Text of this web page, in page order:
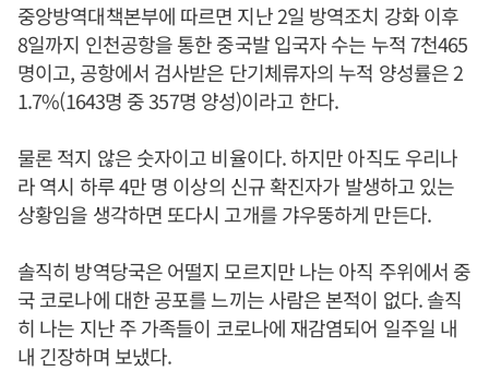
중앙방역대책본부에 따르면 지난 2일 방역조치 강화 이후
8일까지 인천공항을 통한 중국발 입국자 수는 누적 7천465
명이고, 공항에서 검사받은 단기체류자의 누적 양성률은 2
1.7%(1643명 중 357명 양성)이라고 한다.
물론 적지 않은 숫자이고 비율이다. 하지만 아직도 우리나
라 역시 하루 4만 명 이상의 신규 확진자가 발생하고 있는
상황임을 생각하면 또다시 고개를 갸우뚱하게 만든다.
솔직히 방역당국은 어떨지 모르지만 나는 아직 주위에서 중
국 코로나에 대한 공포를 느끼는 사람은 본적이 없다. 솔직
히 나는 지난 주 가족들이 코로나에 재감염되어 일주일 내
내 긴장하며 보냈다.